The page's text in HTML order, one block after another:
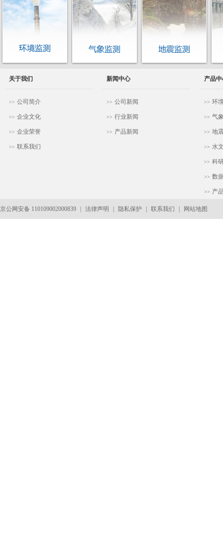
关于我们
>> 公司简介
>> 企业文化
>> 企业荣誉
>> 联系我们
新闻中心
>> 公司新闻
>> 行业新闻
>> 产品新闻
产品
>> 环
>> 气
>> 地
>> 水
>> 科
>> 数
>> 产
京公网安备 110109002000839 法律声明 隐私保护 联系我们 网站地图